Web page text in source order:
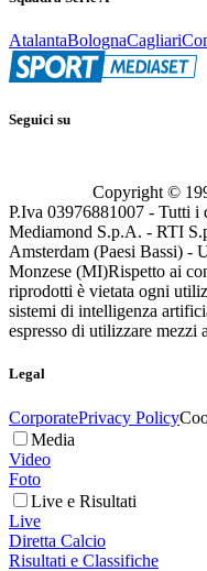
AtalantaBolognaCagliari
Seguici su
Copyright ©
P.Iva 03976881007 - Tutti
Mediamond S.p.A. - RTI
Amsterdam (Paesi Bassi) -
Monzese (MI)Rispetto ai
riprodotti è vietata ogni
sistemi di intelligenza
espresso di utilizzare mezzi
Legal
CorporatePrivacy Policy
Media
Video
Foto
Live e Risultati
Live
Diretta Calcio
Risultati e Classifiche